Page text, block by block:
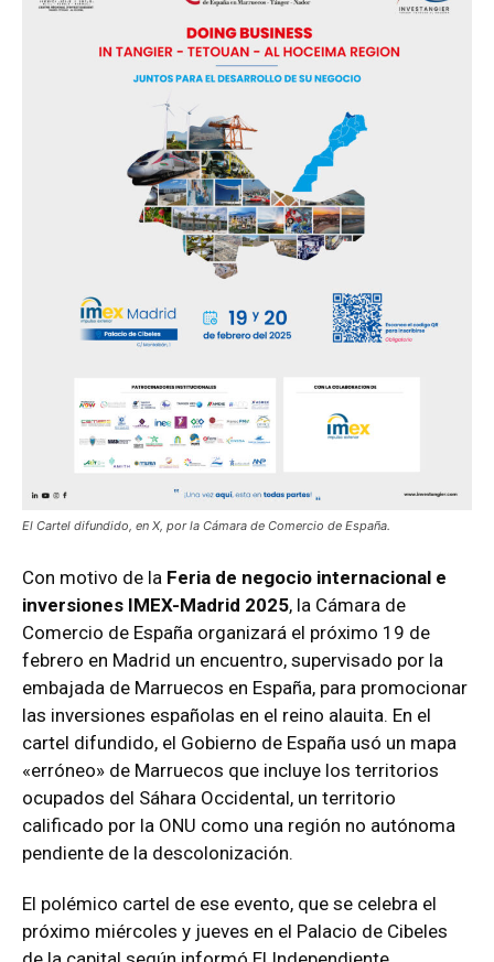
El Cartel difundido, en X, por la Cámara de Comercio de España.
Con motivo de la Feria de negocio internacional e
inversiones IMEX-Madrid 2025, la Cámara de
Comercio de España organizará el próximo 19 de
febrero en Madrid un encuentro, supervisado por la
embajada de Marruecos en España, para promocionar
las inversiones españolas en el reino alauita. En el
cartel difundido, el Gobierno de España usó un mapa
«erróneo» de Marruecos que incluye los territorios
ocupados del Sáhara Occidental, un territorio
calificado por la ONU como una región no autónoma
pendiente de la descolonización.
El polémico cartel de ese evento, que se celebra el
próximo miércoles y jueves en el Palacio de Cibeles